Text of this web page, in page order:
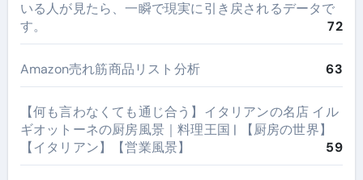
いる人が見たら、一瞬で現実に引き戻されるデータで
す。
72
Amazon売れ筋商品リスト分析 63
【何も言わなくても通じ合う】イタリアンの名店 イル
ギオットーネの厨房風景｜料理王国 | 【厨房の世界】
【イタリアン】【営業風景】
59